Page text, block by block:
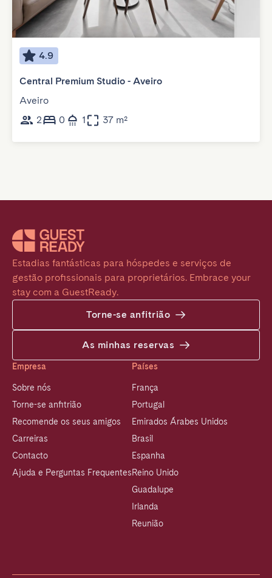
4.9
Central Premium Studio - Aveiro
Aveiro
2
0 1 37 m²
Estadias fantásticas para hóspedes e serviços de
gestão profissionais para proprietários. Embrace your
stay com a GuestReady.
Torne-se anfitrião
As minhas reservas
Empresa
Sobre nós
Torne-se anfitrião
Recomende os seus amigos
Carreiras
Contacto
Ajuda e Perguntas Frequentes
Países
França
Portugal
Emirados Árabes Unidos
Brasil
Espanha
Reino Unido
Guadalupe
Irlanda
Reunião